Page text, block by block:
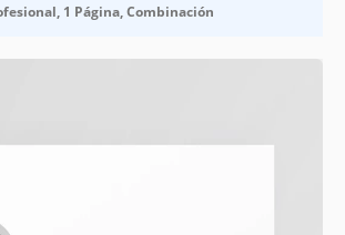
1 Página, Combinación